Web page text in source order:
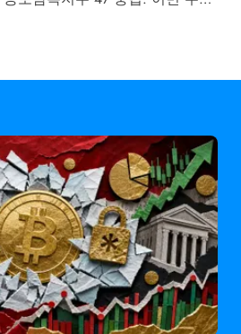
변수입니다.